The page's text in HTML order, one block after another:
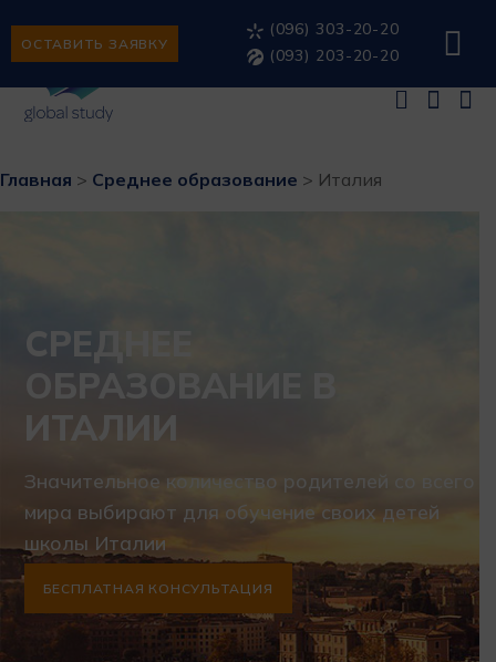
ОСТАВИТЬ ЗАЯВКУ
(096) 303-20-20
(093) 203-20-20
Главная > Среднее образование > Италия
СРЕДНЕЕ
ИТАЛИИ
Значительное количество родителей со всего
мира выбирают для обучение своих детей
школы Италии
БЕСПЛАТНАЯ КОНСУЛЬТАЦИЯ